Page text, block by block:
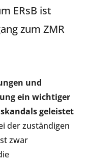
ERsB ist
zum ZMR
und
ein wichtiger
geleistet
der zuständigen
zwar